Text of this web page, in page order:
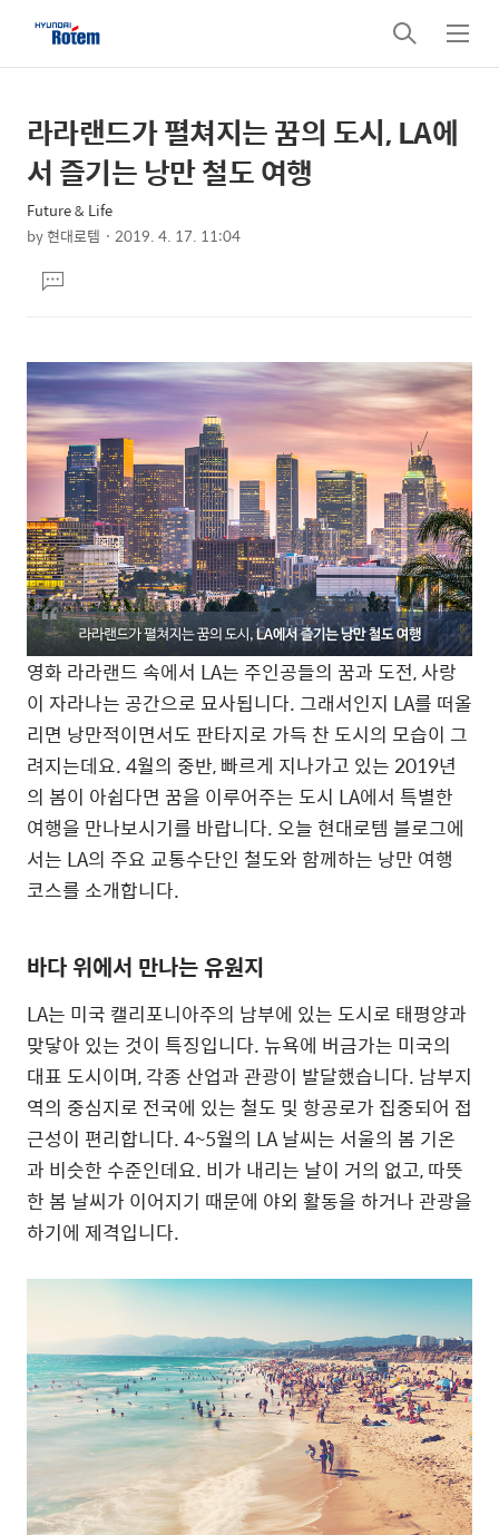
검
색
메
뉴
상
세
텐
본
제
목
라라랜드가 펼쳐지는 꿈의 도시, LA에
서 즐기는 낭만 철도 여행
Future & Life
by현대로템 2019. 4. 17. 11:04
문댓
글
영화 라라랜드 속에서 LA는 주인공들의 꿈과 도전, 사랑
이 자라나는 공간으로 묘사됩니다. 그래서인지 LA를 떠올
리면 낭만적이면서도 판타지로 가득 찬 도시의 모습이 그
려지는데요. 4월의 중반, 빠르게 지나가고 있는 2019년
의 봄이 아쉽다면 꿈을 이루어주는 도시 LA에서 특별한
여행을 만나보시기를 바랍니다. 오늘 현대로템 블로그에
서는 LA의 주요 교통수단인 철도와 함께하는 낭만 여행
코스를 소개합니다.
바다 위에서 만나는 유원지
LA는 미국 캘리포니아주의 남부에 있는 도시로 태평양과
맞닿아 있는 것이 특징입니다. 뉴욕에 버금가는 미국의
대표 도시이며, 각종 산업과 관광이 발달했습니다. 남부지
역의 중심지로 전국에 있는 철도 및 항공로가 집중되어 접
근성이 편리합니다. 4~5월의 LA 날씨는 서울의 봄 기온
과 비슷한 수준인데요. 비가 내리는 날이 거의 없고, 따뜻
한 봄 날씨가 이어지기 때문에 야외 활동을 하거나 관광을
하기에 제격입니다.